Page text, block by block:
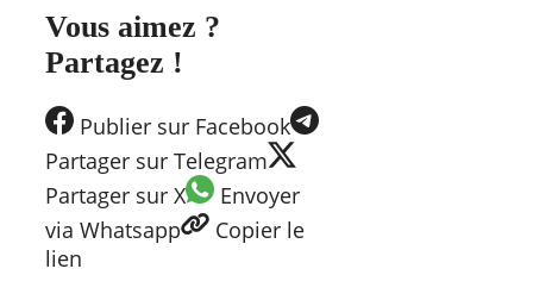
Vous aimez ?
Partagez !
Publier sur Facebook
Partager sur Telegram
Partager sur X
Envoyer
via Whatsapp
Copier le
lien